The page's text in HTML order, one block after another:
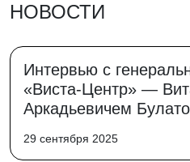
НОВОСТИ
Интервью с
«Виста-Центр» —
Аркадьевичем
29 сентября 2025